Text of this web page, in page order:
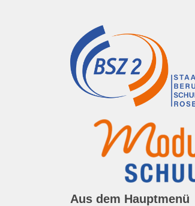
Aus dem Hauptmenü